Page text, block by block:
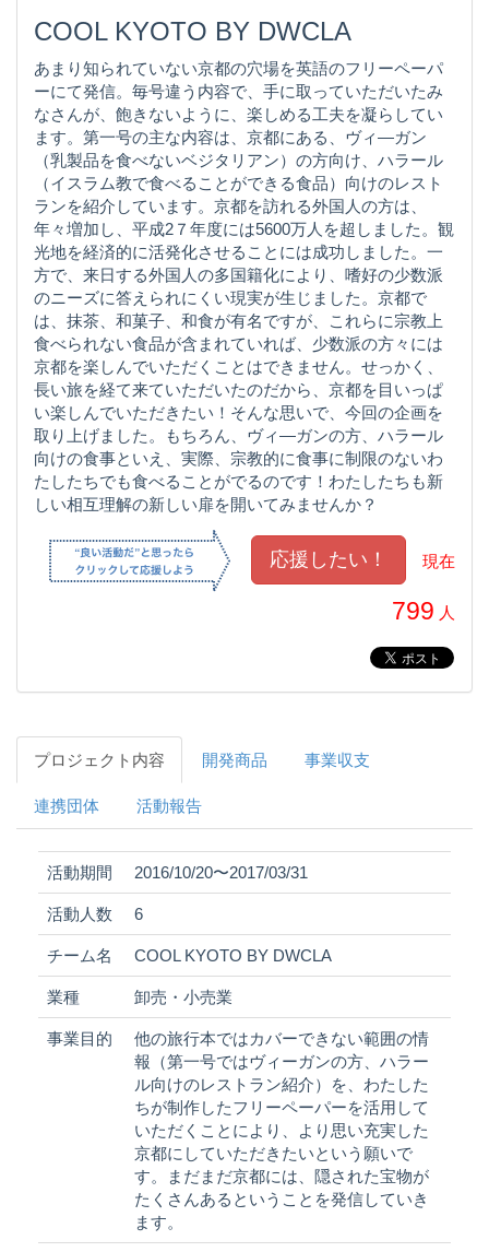
COOL KYOTO BY DWCLA
あまり知られていない京都の穴場を英語のフリーペーパ
ーにて発信。毎号違う内容で、手に取っていただいたみ
なさんが、飽きないように、楽しめる工夫を凝らしてい
ます。第一号の主な内容は、京都にある、ヴィ―ガン
（乳製品を食べないベジタリアン）の方向け、ハラール
（イスラム教で食べることができる食品）向けのレスト
ランを紹介しています。京都を訪れる外国人の方は、
年々増加し、平成2７年度には5600万人を超しました。観
光地を経済的に活発化させることには成功しました。一
方で、来日する外国人の多国籍化により、嗜好の少数派
のニーズに答えられにくい現実が生じました。京都で
は、抹茶、和菓子、和食が有名ですが、これらに宗教上
食べられない食品が含まれていれば、少数派の方々には
京都を楽しんでいただくことはできません。せっかく、
長い旅を経て来ていただいたのだから、京都を目いっぱ
い楽しんでいただきたい！そんな思いで、今回の企画を
取り上げました。もちろん、ヴィ―ガンの方、ハラール
向けの食事といえ、実際、宗教的に食事に制限のないわ
たしたちでも食べることがでるのです！わたしたちも新
しい相互理解の新しい扉を開いてみませんか？
現在
799 人
プロジェクト内容 開発商品 事業収支
連携団体 活動報告
活動期間 2016/10/20〜2017/03/31
活動人数 6
チーム名 COOL KYOTO BY DWCLA
業種 卸売・小売業
事業目的
他の旅行本ではカバーできない範囲の情
報（第一号ではヴィーガンの方、ハラー
ル向けのレストラン紹介）を、わたした
ちが制作したフリーペーパーを活用して
いただくことにより、より思い充実した
京都にしていただきたいという願いで
す。まだまだ京都には、隠された宝物が
たくさんあるということを発信していき
ます。